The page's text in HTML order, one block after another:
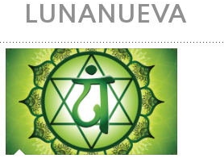
LUNANUEVA